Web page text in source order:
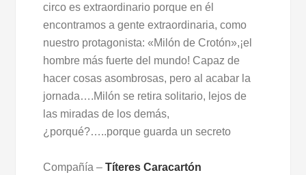
circo es extraordinario porque en él
encontramos a gente extraordinaria, como
nuestro protagonista: «Milón de Crotón»,¡el
hombre más fuerte del mundo! Capaz de
hacer cosas asombrosas, pero al acabar la
jornada….Milón se retira solitario, lejos de
las miradas de los demás,
¿porqué?…..porque guarda un secreto
Compañía –Títeres Caracartón